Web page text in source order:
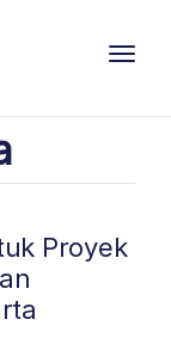
Proyek